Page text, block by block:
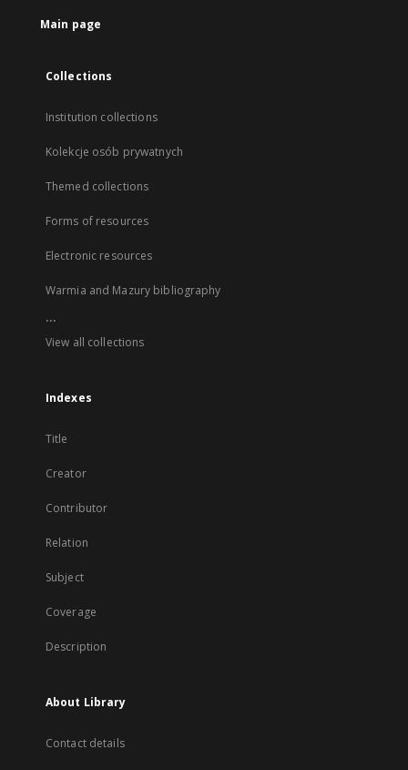
Main page
Collections
Institution collections
Kolekcje osób prywatnych
Themed collections
Forms of resources
Electronic resources
Warmia and Mazury bibliography
...
View all collections
Indexes
Title
Creator
Contributor
Relation
Subject
Coverage
Description
About Library
Contact details